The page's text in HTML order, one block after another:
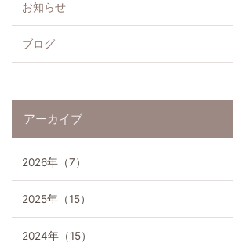
Price
お知らせ
Blog
お知らせ
ブログ
アーカイブ
2026年（7）
2025年（15）
2024年（15）